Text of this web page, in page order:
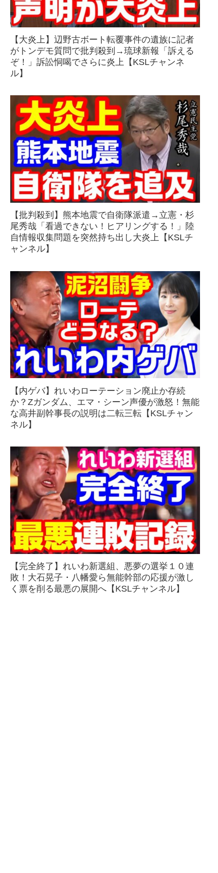
【大炎上】辺野古ボート転覆事件の遺族に記者
がトンデモ質問で批判殺到→琉球新報「訴える
ぞ！」訴訟恫喝でさらに炎上【KSLチャンネ
ル】
【批判殺到】熊本地震で自衛隊派遣→立憲・杉
尾秀哉「看過できない！ヒアリングする！」陸
自情報収集問題を突然持ち出し大炎上【KSLチ
ャンネル】
【内ゲバ】れいわローテーション廃止か存続
か？Zガンダム、エマ・シーン声優が激怒！無能
な高井副幹事長の説明は二転三転【KSLチャン
ネル】
【完全終了】れいわ新選組、悪夢の選挙１０連
敗！大石晃子・八幡愛ら無能幹部の応援が激し
く票を削る最悪の展開へ【KSLチャンネル】